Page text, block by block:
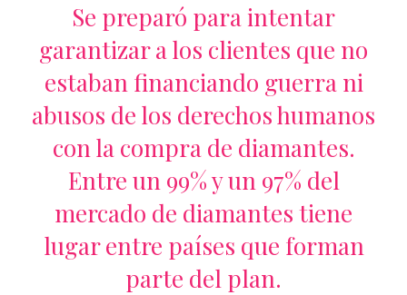
Se preparó para intentar
garantizar a los clientes que no
estaban financiando guerra ni
abusos de los derechos humanos
con la compra de diamantes.
Entre un 99% y un 97% del
mercado de diamantes tiene
lugar entre países que forman
parte del plan.